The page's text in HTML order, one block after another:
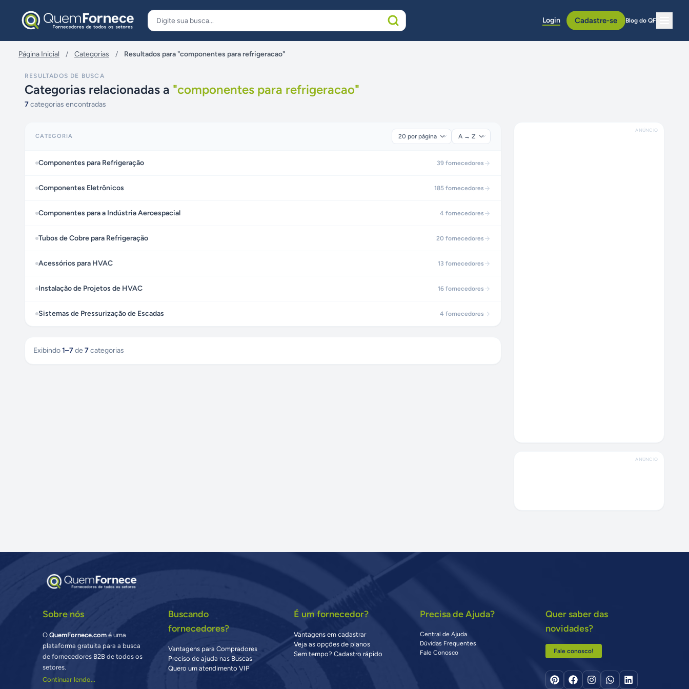
Login Cadastre-se Blog do QF
Página Inicial / Categorias / Resultados para "componentes para refrigeracao"
RESULTADOS DE BUSCA
Categorias relacionadas a "componentes para refrigeracao"
7categorias encontradas
CATEGORIA
Componentes para Refrigeração 39 fornecedores
Componentes Eletrônicos 185 fornecedores
Componentes para a Indústria Aeroespacial 4 fornecedores
Tubos de Cobre para Refrigeração 20 fornecedores
Acessórios para HVAC 13 fornecedores
Instalação de Projetos de HVAC 16 fornecedores
Sistemas de Pressurização de Escadas 4 fornecedores
Exibindo1–7de 7categorias
ANÚNCIO
ANÚNCIO
Sobre nós
OQuemFornece.com é uma
plataforma gratuita para a busca
de fornecedores B2B de todos os
setores.
Continuar lendo...
Buscando
fornecedores?
Vantagens para Compradores
Preciso de ajuda nas Buscas
Quero um atendimento VIP
É um fornecedor?
Vantagens em cadastrar
Veja as opções de planos
Sem tempo? Cadastro rápido
Precisa de Ajuda?
Central de Ajuda
Dúvidas Frequentes
Fale Conosco
Quer saber das
novidades?
Fale conosco!